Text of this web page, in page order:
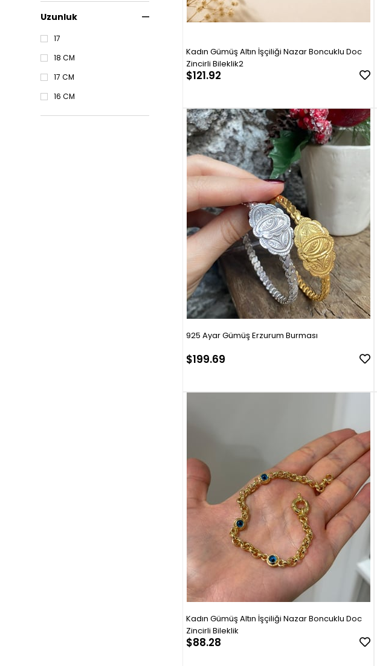
Uzunluk
17
18 CM
17 CM
16 CM
Kadın Gümüş Altın İşçiliği Nazar Boncuklu Doc
Zincirli Bileklik2
$121.92
925 Ayar Gümüş Erzurum Burması
$199.69
Kadın Gümüş Altın İşçiliği Nazar Boncuklu Doc
Zincirli Bileklik
$88.28